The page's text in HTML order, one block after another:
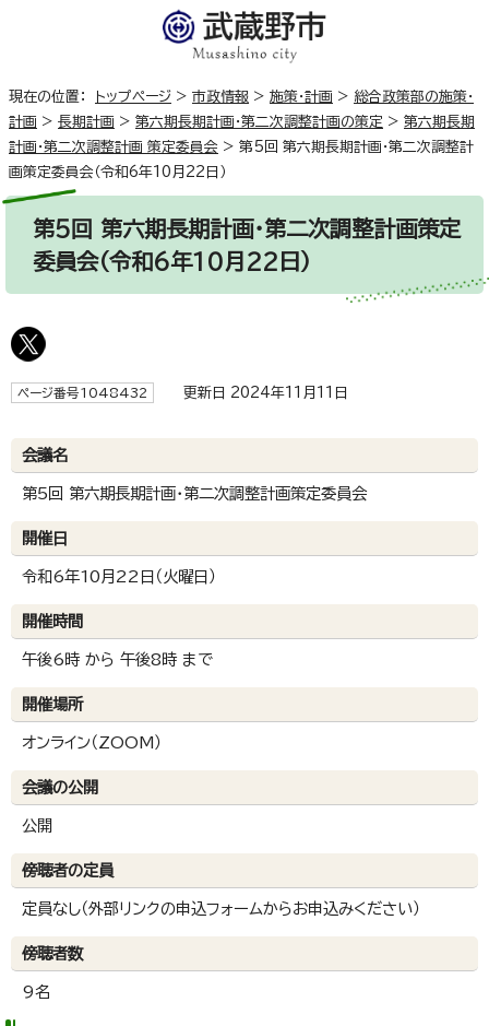
現在の位置： トップページ > 市政情報 > 施策・計画 > 総合政策部の施策・
計画 > 長期計画 > 第六期長期計画・第二次調整計画の策定 > 第六期長期
計画・第二次調整計画 策定委員会 > 第5回 第六期長期計画・第二次調整計
画策定委員会（令和6年10月22日）
第5回 第六期長期計画・第二次調整計画策定
委員会（令和6年10月22日）
ページ番号1048432 更新日 2024年11月11日
会議名
第5回 第六期長期計画・第二次調整計画策定委員会
開催日
令和6年10月22日（火曜日）
開催時間
午後6時 から 午後8時 まで
開催場所
オンライン（ZOOM）
会議の公開
公開
傍聴者の定員
定員なし（外部リンクの申込フォームからお申込みください）
傍聴者数
9名